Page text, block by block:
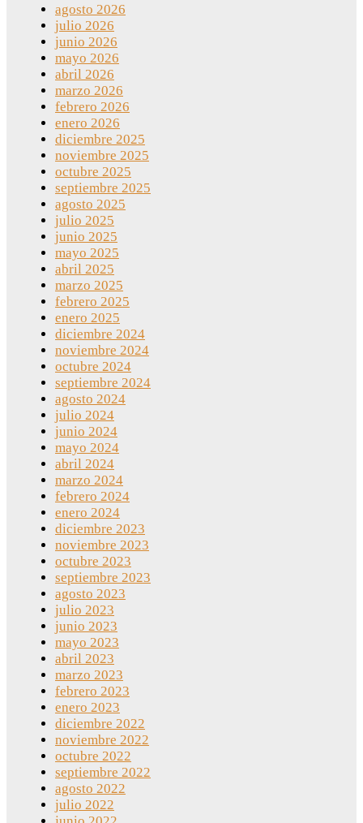
agosto 2026
julio 2026
junio 2026
mayo 2026
abril 2026
marzo 2026
febrero 2026
enero 2026
diciembre 2025
noviembre 2025
octubre 2025
septiembre 2025
agosto 2025
julio 2025
junio 2025
mayo 2025
abril 2025
marzo 2025
febrero 2025
enero 2025
diciembre 2024
noviembre 2024
octubre 2024
septiembre 2024
agosto 2024
julio 2024
junio 2024
mayo 2024
abril 2024
marzo 2024
febrero 2024
enero 2024
diciembre 2023
noviembre 2023
octubre 2023
septiembre 2023
agosto 2023
julio 2023
junio 2023
mayo 2023
abril 2023
marzo 2023
febrero 2023
enero 2023
diciembre 2022
noviembre 2022
octubre 2022
septiembre 2022
agosto 2022
julio 2022